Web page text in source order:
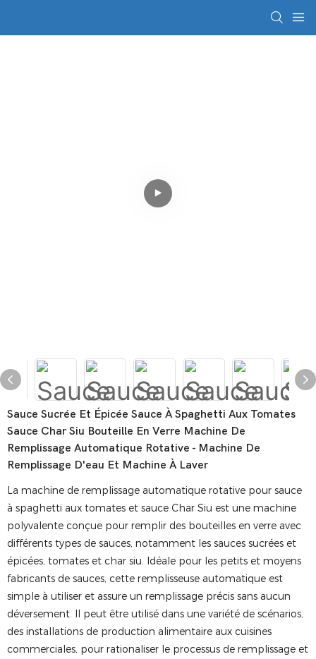
Sauce Sucrée Et Épicée Sauce À Spaghetti Aux Tomates
Sauce Char Siu Bouteille En Verre Machine De
Remplissage Automatique Rotative - Machine De
Remplissage D'eau Et Machine À Laver
La machine de remplissage automatique rotative pour sauce
à spaghetti aux tomates et sauce Char Siu est une machine
polyvalente conçue pour remplir des bouteilles en verre avec
différents types de sauces, notamment les sauces sucrées et
épicées, tomates et char siu. Idéale pour les petits et moyens
fabricants de sauces, cette remplisseuse automatique est
simple à utiliser et assure un remplissage précis sans aucun
déversement. Il peut être utilisé dans une variété de scénarios,
des installations de production alimentaire aux cuisines
commerciales, pour rationaliser le processus de remplissage et